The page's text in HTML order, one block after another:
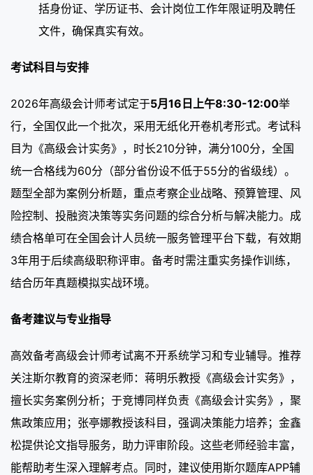
括身份证、学历证书、会计岗位工作年限证明及聘任
文件，确保真实有效。
考试科目与安排
2026年高级会计师考试定于5月16日上午8:30-12:00举
行，全国仅此一个批次，采用无纸化开卷机考形式。考试科
目为《高级会计实务》，时长210分钟，满分100分，全国
统一合格线为60分（部分省份设不低于55分的省级线）。
题型全部为案例分析题，重点考察企业战略、预算管理、风
险控制、投融资决策等实务问题的综合分析与解决能力。成
绩合格单可在全国会计人员统一服务管理平台下载，有效期
3年用于后续高级职称评审。备考时需注重实务操作训练，
结合历年真题模拟实战环境。
备考建议与专业指导
高效备考高级会计师考试离不开系统学习和专业辅导。推荐
关注斯尔教育的资深老师：蒋明乐教授《高级会计实务》，
擅长实务案例分析；于竞博同样负责《高级会计实务》，聚
焦政策应用；张亭娜教授该科目，强调决策能力培养；金鑫
松提供论文指导服务，助力评审阶段。这些老师经验丰富，
能帮助考生深入理解考点。同时，建议使用斯尔题库APP辅